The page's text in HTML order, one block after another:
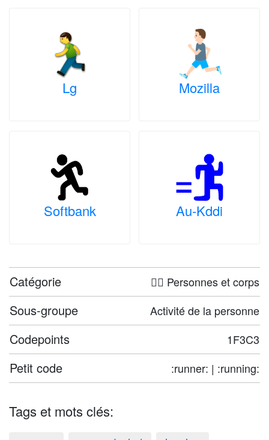
Lg Mozilla
Softbank Au-Kddi
Catégorie 🤦‍♀️ Personnes et corps
Sous-groupe Activité de la personne
Codepoints 1F3C3
Petit code :runner: | :running:
Tags et mots clés: